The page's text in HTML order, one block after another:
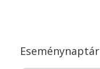
Eseménynaptár